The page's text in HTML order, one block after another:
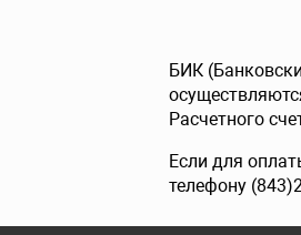
БИК
Расчетного
Если для
телефону